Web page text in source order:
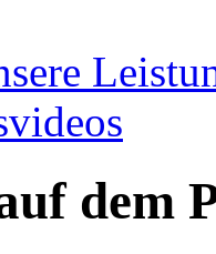
dem